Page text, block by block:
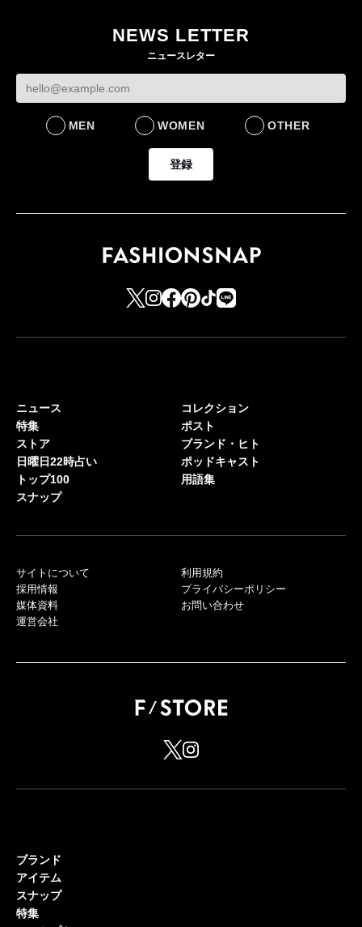
FASHION
NEWS LETTER
ニュースレター
MEN WOMEN OTHER
登録
ニュース
特集
ストア
日曜日22時占い
トップ100
スナップ
コレクション
ポスト
ブランド・ヒト
ポッドキャスト
用語集
サイトについて
採用情報
媒体資料
運営会社
利用規約
プライバシーポリシー
お問い合わせ
ブランド
アイテム
スナップ
特集